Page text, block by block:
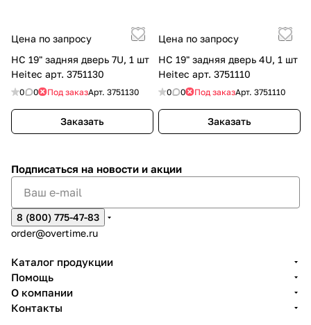
Цена по запросу
HC 19" задняя дверь 7U, 1 шт
Heitec арт. 3751130
0 0 Под заказАрт. 3751130
Заказать
Цена по запросу
HC 19" задняя дверь 4U, 1 шт
Heitec арт. 3751110
0 0 Под заказАрт. 3751110
Заказать
Подписаться на новости и акции
8 (800) 775-47-83
order@overtime.ru
Каталог продукции
Помощь
О компании
Контакты